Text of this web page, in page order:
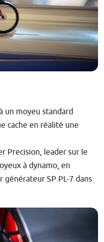
un moyeu standard
cache en réalité une
Precision, leader sur le
à dynamo, en
SP PL-7 dans